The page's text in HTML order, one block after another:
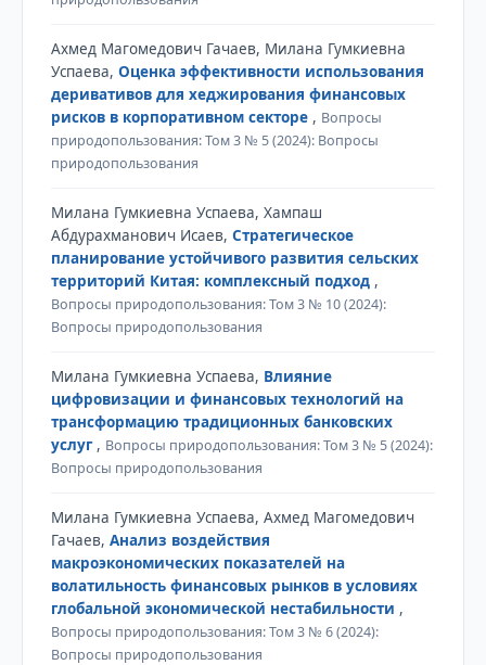
Ахмед Магомедович Гачаев, Милана Гумкиевна
Успаева, Оценка эффективности использования
деривативов для хеджирования финансовых
рисков в корпоративном секторе , Вопросы
природопользования: Том 3 № 5 (2024): Вопросы
природопользования
Милана Гумкиевна Успаева, Хампаш
Абдурахманович Исаев, Стратегическое
планирование устойчивого развития сельских
территорий Китая: комплексный подход ,
Вопросы природопользования: Том 3 № 10 (2024):
Вопросы природопользования
Милана Гумкиевна Успаева, Влияние
цифровизации и финансовых технологий на
трансформацию традиционных банковских
услуг , Вопросы природопользования: Том 3 № 5 (2024):
Вопросы природопользования
Милана Гумкиевна Успаева, Ахмед Магомедович
Гачаев, Анализ воздействия
макроэкономических показателей на
волатильность финансовых рынков в условиях
глобальной экономической нестабильности ,
Вопросы природопользования: Том 3 № 6 (2024):
Вопросы природопользования